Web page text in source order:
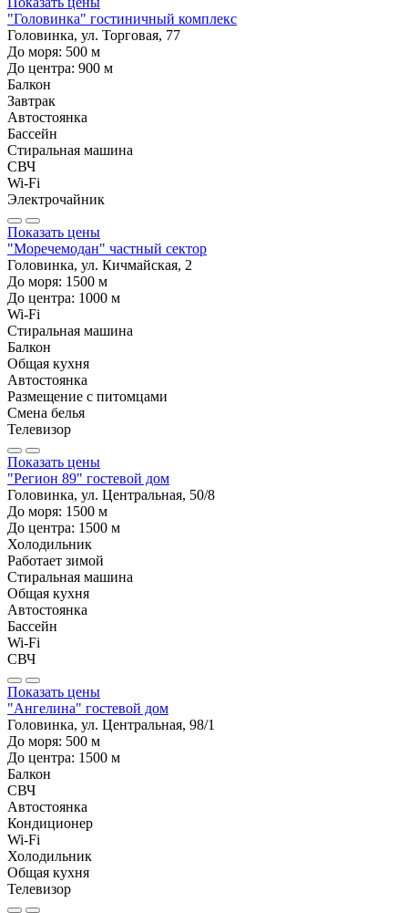
"Головинка" гостиничный комплекс
Головинка, ул. Торговая, 77
До моря: 500 м
До центра: 900 м
Балкон
Завтрак
Автостоянка
Бассейн
Стиральная машина
СВЧ
Wi-Fi
Электрочайник
Показать цены
"Моречемодан" частный сектор
Головинка, ул. Кичмайская, 2
До моря: 1500 м
До центра: 1000 м
Wi-Fi
Стиральная машина
Балкон
Общая кухня
Автостоянка
Размещение с питомцами
Смена белья
Телевизор
Показать цены
"Регион 89" гостевой дом
Головинка, ул. Центральная, 50/8
До моря: 1500 м
До центра: 1500 м
Холодильник
Работает зимой
Стиральная машина
Общая кухня
Автостоянка
Бассейн
Wi-Fi
СВЧ
Показать цены
"Ангелина" гостевой дом
Головинка, ул. Центральная, 98/1
До моря: 500 м
До центра: 1500 м
Балкон
СВЧ
Автостоянка
Кондиционер
Wi-Fi
Холодильник
Общая кухня
Телевизор